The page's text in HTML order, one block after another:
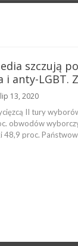
szczują
i anty-LGBT.
lip 13, 2020
II tury
obwodów
48,9 proc.